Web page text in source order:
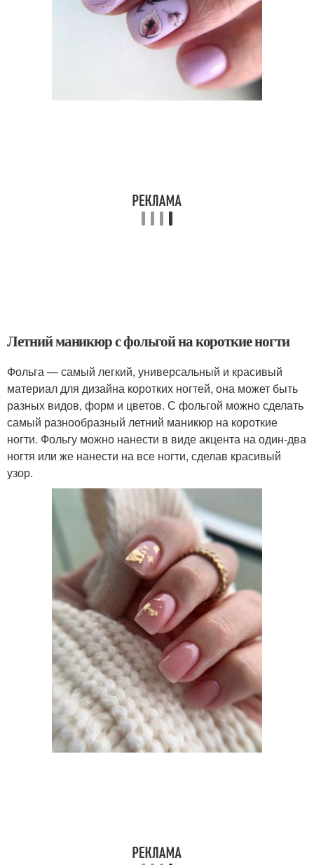
Летний маникюр с фольгой на короткие ногти
Фольга — самый легкий, универсальный и красивый
материал для дизайна коротких ногтей, она может быть
разных видов, форм и цветов. С фольгой можно сделать
самый разнообразный летний маникюр на короткие
ногти. Фольгу можно нанести в виде акцента на один-два
ногтя или же нанести на все ногти, сделав красивый
узор.